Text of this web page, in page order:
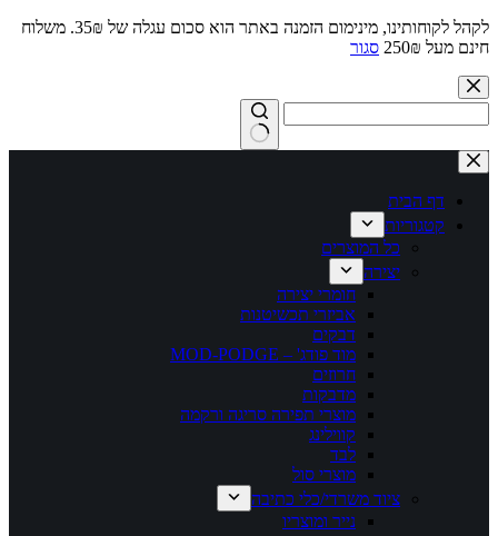
לקהל לקוחותינו, מינימום הזמנה באתר הוא סכום עגלה של 35₪. משלוח
חינם מעל 250₪
סגור
Skip
to
content
No
results
דף הבית
קטגוריות
כל המוצרים
יצירה
חומרי יצירה
אביזרי תכשיטנות
דבקים
מוד פודג' – MOD-PODGE
חרוזים
מדבקות
מוצרי תפירה סריגה ורקמה
קווילינג
לבד
מוצרי סול
ציוד משרדי/כלי כתיבה
נייר ומוצריו